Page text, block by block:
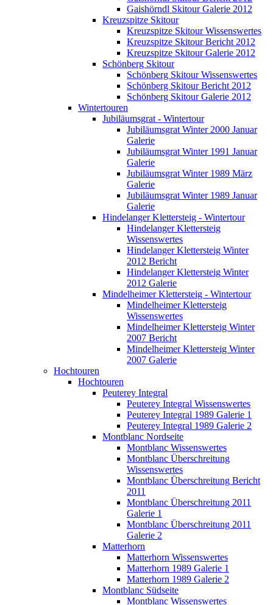
Gaishörndl Skitour Galerie 2012
Kreuzspitze Skitour
Kreuzspitze Skitour Wissenswertes
Kreuzspitze Skitour Bericht 2012
Kreuzspitze Skitour Galerie 2012
Schönberg Skitour
Schönberg Skitour Wissenswertes
Schönberg Skitour Bericht 2012
Schönberg Skitour Galerie 2012
Wintertouren
Jubiläumsgrat - Wintertour
Jubiläumsgrat Winter 2000 Januar
Galerie
Jubiläumsgrat Winter 1991 Januar
Galerie
Jubiläumsgrat Winter 1989 März
Galerie
Jubiläumsgrat Winter 1989 Januar
Galerie
Hindelanger Klettersteig - Wintertour
Hindelanger Klettersteig
Wissenswertes
Hindelanger Klettersteig Winter
2012 Bericht
Hindelanger Klettersteig Winter
2012 Galerie
Mindelheimer Klettersteig - Wintertour
Mindelheimer Klettersteig
Wissenswertes
Mindelheimer Klettersteig Winter
2007 Bericht
Mindelheimer Klettersteig Winter
2007 Galerie
Hochtouren
Hochtouren
Peuterey Integral
Peuterey Integral Wissenswertes
Peuterey Integral 1989 Galerie 1
Peuterey Integral 1989 Galerie 2
Montblanc Nordseite
Montblanc Wissenswertes
Montblanc Überschreitung
Wissenswertes
Montblanc Überschreitung Bericht
2011
Montblanc Überschreitung 2011
Galerie 1
Montblanc Überschreitung 2011
Galerie 2
Matterhorn
Matterhorn Wissenswertes
Matterhorn 1989 Galerie 1
Matterhorn 1989 Galerie 2
Montblanc Südseite
Montblanc Wissenswertes